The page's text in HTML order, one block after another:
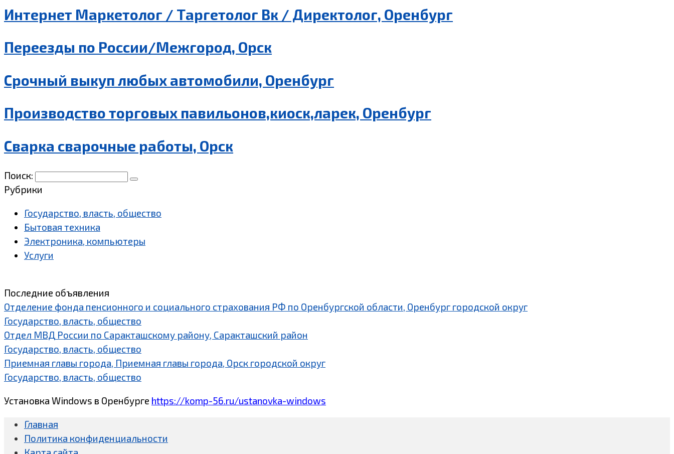
Интернет Маркетолог / Таргетолог Вк / Директолог, Оренбург
Переезды по России/Межгород, Орск
Срочный выкуп любых автомобили, Оренбург
Производство торговых павильонов,киоск,ларек, Оренбург
Сварка сварочные работы, Орск
Поиск:
Рубрики
Государство, власть, общество
Бытовая техника
Электроника, компьютеры
Услуги
Последние объявления
Отделение фонда пенсионного и социального страхования РФ по Оренбургской области, Оренбург городской округ
Государство, власть, общество
Отдел МВД России по Саракташскому району, Саракташский район
Государство, власть, общество
Приемная главы города, Приемная главы города, Орск городской округ
Государство, власть, общество
Установка Windows в Оренбурге https://komp-56.ru/ustanovka-windows
Главная
Политика конфиденциальности